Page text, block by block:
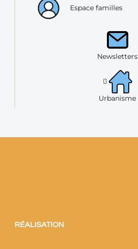
Espace familles
Newsletters
Urbanisme
RÉALISATION